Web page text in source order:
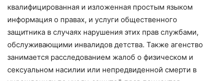
квалифицированная и изложенная простым языком
информация о правах, и услуги общественного
защитника в случаях нарушения этих прав службами,
обслуживающими инвалидов детства. Также агенство
занимается расследованием жалоб о физическом и
сексуальном насилии или непредвиденной смерти в